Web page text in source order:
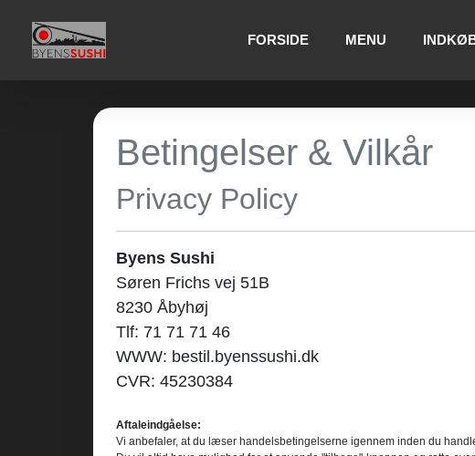
FORSIDE MENU
Betingelser & Vilkår
Privacy Policy
Byens Sushi
Søren Frichs vej 51B
8230 Åbyhøj
Tlf: 71 71 71 46
WWW: bestil.byenssushi.dk
CVR: 45230384
Aftaleindgåelse:
Vi anbefaler, at du læser handelsbetingelserne igennem inden du